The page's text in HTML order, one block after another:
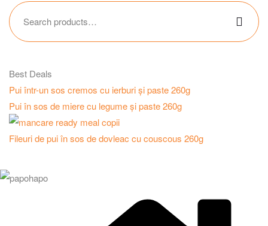
Best Deals
Pui într-un sos cremos cu ierburi și paste 260g
Pui în sos de miere cu legume și paste 260g
Fileuri de pui în sos de dovleac cu couscous 260g